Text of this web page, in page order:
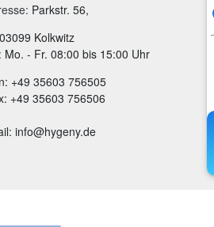
: Parkstr. 56,
03099 Kolkwitz
Mo. - Fr. 08:00 bis 15:00 Uhr
+49 35603 756505
+49 35603 756506
info@hygeny.de